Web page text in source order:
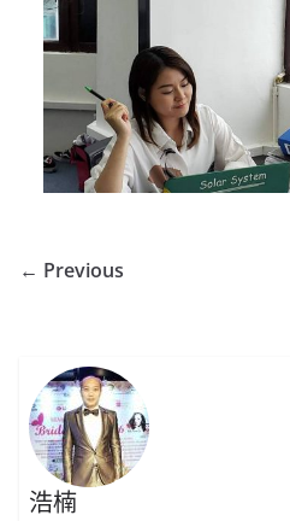
← Previous
浩楠